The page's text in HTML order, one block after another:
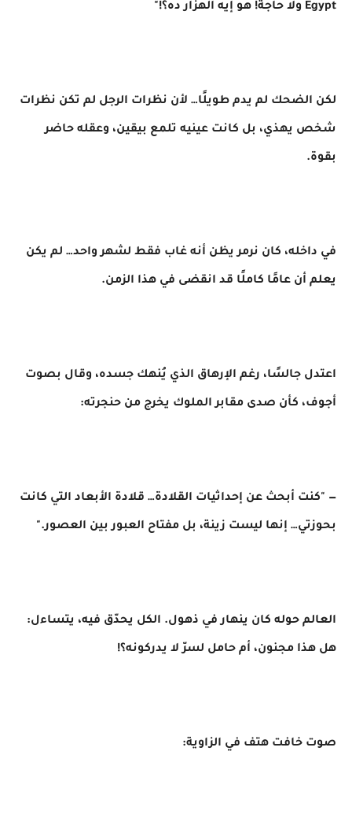
Egypt ولا حاجة! هو إيه الهزار ده؟!"
لكن الضحك لم يدم طويلًا… لأن نظرات الرجل لم تكن نظرات
شخص يهذي، بل كانت عينيه تلمع بيقين، وعقله حاضر
بقوة.
في داخله، كان نرمر يظن أنه غاب فقط لشهر واحد… لم يكن
يعلم أن عامًا كاملًا قد انقضى في هذا الزمن.
اعتدل جالسًا، رغم الإرهاق الذي يُنهك جسده، وقال بصوت
أجوف، كأن صدى مقابر الملوك يخرج من حنجرته:
— "كنت أبحث عن إحداثيات القلادة… قلادة الأبعاد التي كانت
بحوزتي… إنها ليست زينة، بل مفتاح العبور بين العصور."
العالم حوله كان ينهار في ذهول. الكل يحدّق فيه، يتساءل:
هل هذا مجنون، أم حامل لسرّ لا يدركونه؟!
صوت خافت هتف في الزاوية: